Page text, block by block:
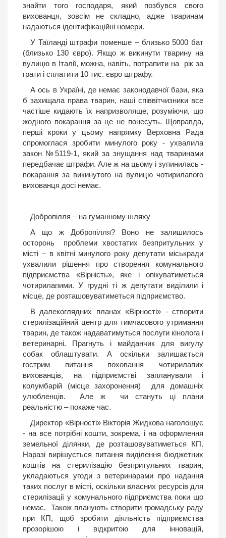
знайти того господаря, який позбувся свого
вихованця, зовсім не складно, адже тваринам
надаються ідентифікаційні номери.
У Таїланді штрафи поменше – близько 5000 бат
(близько 130 євро). Якщо ж викинути тварину на
вулицю в Італії, можна, навіть, потрапити на рік за
грати і сплатити 10 тис. євро штрафу.
А ось в Україні, де немає законодавчої бази, яка
б захищала права тварин, наші співвітчизники все
частіше кидають їх напризволяще, розуміючи, що
жодного покарання за це не понесуть. Щоправда,
перші кроки у цьому напрямку Верховна Рада
спромоглася зробити минулого року - ухвалила
закон №5119-1, який за знущання над тваринами
передбачає штрафи. Але ж на цьому і зупинилась -
покарання за викинутого на вулицю чотирилапого
вихованця досі немає.
Добропілля – на гуманному шляху
А що ж Добропілля? Воно не залишилось
осторонь проблеми хвостатих безпритульних у
місті – в квітні минулого року депутати міськради
ухвалили рішення про створення комунального
підприємства «Вірність», яке і опікуватиметься
чотирилапими. У грудні ті ж депутати виділили і
місце, де розташовуватиметься підприємство.
В далекоглядних планах «Вірності» - створити
стерилізаційний центр для тимчасового утримання
тварин, де також надаватимуться послуги кінолога і
ветеринарні. Прагнуть і майданчик для вигулу
собак облаштувати. А оскільки залишається
гострим питання поховання чотирилапих
вихованців, на підприємстві запланували і
колумбарій (місце захоронення) для домашніх
улюбленців. Але ж чи стануть ці плани
реальністю – покаже час.
Директор «Вірності» Вікторія Жидкова наголошує
- на все потрібні кошти, зокрема, і на оформлення
земельної ділянки, де розташовуватиметься КП.
Наразі вирішується питання виділення бюджетних
коштів на стерилізацію безпритульних тварин,
укладаються угоди з ветеринарами про надання
таких послуг в місті, оскільки власних ресурсів для
стерилізації у комунального підприємства поки що
немає. Також планують створити громадську раду
при КП, щоб зробити діяльність підприємства
прозорішою і відкритою для інновацій,